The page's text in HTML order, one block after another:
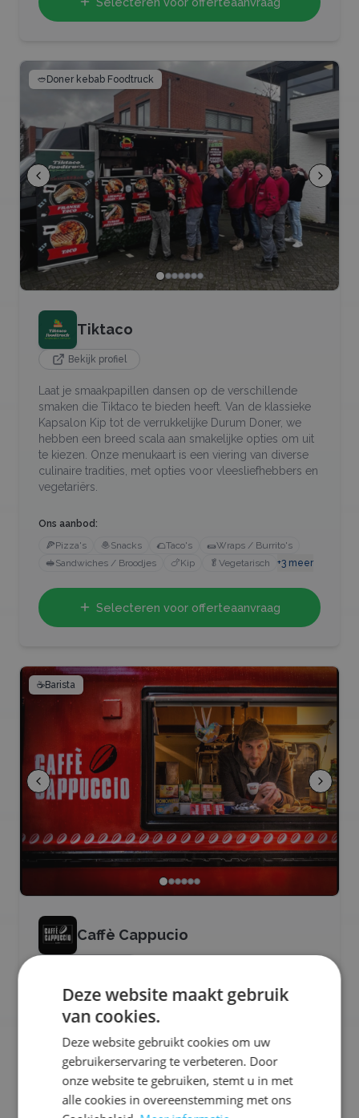
🥙Doner kebab Foodtruck
Tiktaco
Bekijk profiel
Laat je smaakpapillen dansen op de verschillende
smaken die Tiktaco te bieden heeft. Van de klassieke
Kapsalon Kip tot de verrukkelijke Durum Doner, we
hebben een breed scala aan smakelijke opties om uit
te kiezen. Onze menukaart is een viering van diverse
culinaire tradities, met opties voor vleesliefhebbers en
vegetariërs.
Ons aanbod:
🍕Pizza's 🧆Snacks 🌮Taco's 🌯Wraps / Burrito's
🥪Sandwiches / Broodjes 🍗Kip 🥬 Vegetarisch +3 meer
Selecteren voor offerteaanvraag
☕Barista
Caffè Cappucio
Caffè Cappuccio brengt de Italiaanse koffiecultuur naar
jouw evenement. Met vers gezette espresso’s,
en gastvrijheid. Perfect voor wie sfeer en smaak wil
combineren.
Ons aanbod:
Deze website maakt gebruik
van cookies.
Deze website gebruikt cookies om uw
gebruikerservaring te verbeteren. Door
onze website te gebruiken, stemt u in met
alle cookies in overeenstemming met ons